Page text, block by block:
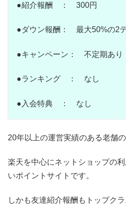
●紹介報酬 ： 300円
●ダウン報酬： 最大50%の2
●キャンペーン： 不定期あり
●ランキング ： なし
●入会特典 ： なし
20年以上の運営実績のある老舗
楽天を中心にネットショップの
いポイントサイトです。
しかも友達紹介報酬もトップク